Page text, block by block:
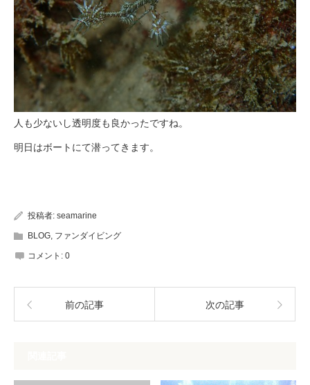
人も少ないし透明度も良かったですね。
明日はボートにて潜ってきます。
投稿者: seamarine
BLOG, ファンダイビング
コメント: 0
前の記事 次の記事